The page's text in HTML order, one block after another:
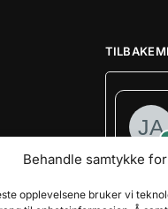
Behandle samtykke
opplevelsene bruker vi